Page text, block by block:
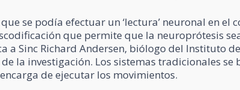
se podía efectuar un ‘lectura’ neuronal en
que permite que la neuroprótesis
a Sinc Richard Andersen, biólogo del Instituto
la investigación. Los sistemas tradicionales se
de ejecutar los movimientos.